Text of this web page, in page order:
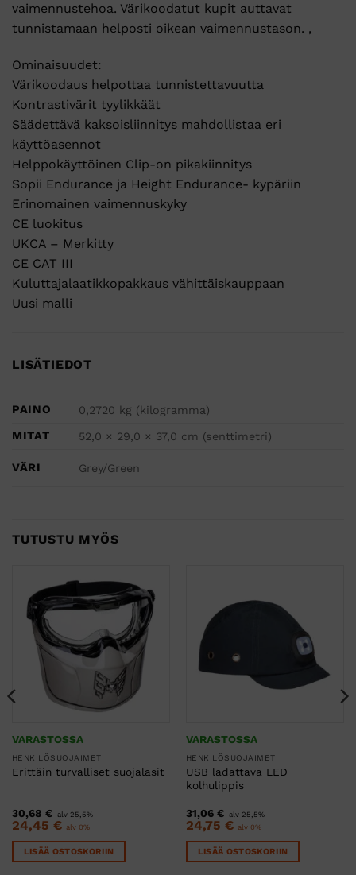
vaimennustehoa. Värikoodatut kupit auttavat
tunnistamaan helposti oikean vaimennustason. ,
Ominaisuudet:
Värikoodaus helpottaa tunnistettavuutta
Kontrastivärit tyylikkäät
Säädettävä kaksoisliinnitys mahdollistaa eri
käyttöasennot
Helppokäyttöinen Clip-on pikakiinnitys
Sopii Endurance ja Height Endurance- kypäriin
Erinomainen vaimennuskyky
CE luokitus
UKCA – Merkitty
CE CAT III
Kuluttajalaatikkopakkaus vähittäiskauppaan
Uusi malli
LISÄTIEDOT
PAINO
0,2720 kg (kilogramma)
MITAT
52,0 × 29,0 × 37,0 cm (senttimetri)
VÄRI Grey/Green
TUTUSTU MYÖS
VARASTOSSA
HENKILÖSUOJAIMET
Erittäin turvalliset suojalasit
30,68 € alv 25,5%
24,45 € alv 0%
LISÄÄ OSTOSKORIIN
VARASTOSSA
HENKILÖSUOJAIMET
USB ladattava LED
kolhulippis
31,06 € alv 25,5%
24,75 € alv 0%
LISÄÄ OSTOSKORIIN